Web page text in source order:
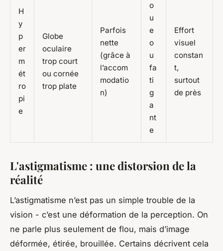
H
y
p
er
m
ét
ro
pi
e
Globe
oculaire
trop court
ou cornée
trop plate
Parfois
nette
(grâce à
l’accom
modatio
n)
o
u
e
o
u
fa
ti
g
a
nt
e
Effort
visuel
constan
t,
surtout
de près
L'astigmatisme : une distorsion de la
réalité
L’astigmatisme n’est pas un simple trouble de la
vision - c’est une déformation de la perception. On
ne parle plus seulement de flou, mais d’image
déformée, étirée, brouillée. Certains décrivent cela